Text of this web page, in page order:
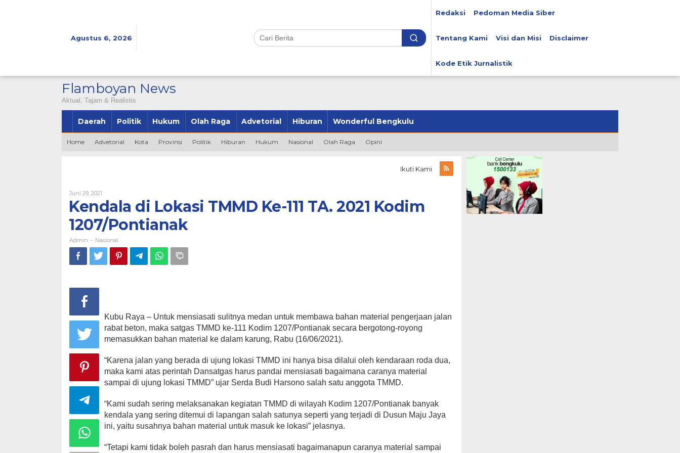
Agustus 6, 2026
Redaksi Pedoman Media Siber
Tentang Kami Visi dan Misi Disclaimer
Kode Etik Jurnalistik
Flamboyan News
Aktual, Tajam & Realistis
Daerah Politik Hukum Olah Raga Advetorial Hiburan Wonderful Bengkulu
Home Advetorial Kota Provinsi Politik Hiburan Hukum Nasional Olah Raga Opini
Ikuti Kami
Juni 29, 2021
Admin
Kendala di Lokasi TMMD Ke-111 TA. 2021 Kodim
1207/Pontianak
Admin - Nasional
Kubu Raya – Untuk mensiasati sulitnya medan untuk membawa bahan material pengerjaan jalan
rabat beton, maka satgas TMMD ke-111 Kodim 1207/Pontianak secara bergotong-royong
memasukkan bahan material ke dalam karung, Rabu (16/06/2021).
“Karena jalan yang berada di ujung lokasi TMMD ini hanya bisa dilalui oleh kendaraan roda dua,
maka kami atas perintah Dansatgas harus pandai mensiasati bagaimana caranya material
sampai di ujung lokasi TMMD” ujar Serda Budi Harsono salah satu anggota TMMD.
“Kami sudah sering melaksanakan kegiatan TMMD di wilayah Kodim 1207/Pontianak banyak
kendala yang sering ditemui di lapangan salah satunya seperti yang terjadi di Dusun Maju Jaya
ini, yaitu susahnya bahan material untuk masuk ke lokasi” jelasnya.
“Tetapi kami tidak boleh pasrah dan harus mensiasati bagaimanapun caranya material sampai